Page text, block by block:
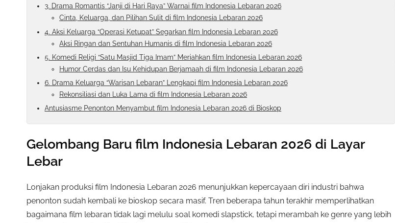
3. Drama Romantis “Janji di Hari Raya” Warnai film Indonesia Lebaran 2026
Cinta, Keluarga, dan Pilihan Sulit di film Indonesia Lebaran 2026
4. Aksi Keluarga “Operasi Ketupat” Segarkan film Indonesia Lebaran 2026
Aksi Ringan dan Sentuhan Humanis di film Indonesia Lebaran 2026
5. Komedi Religi “Satu Masjid Tiga Imam” Meriahkan film Indonesia Lebaran 2026
Humor Cerdas dan Isu Kehidupan Berjamaah di film Indonesia Lebaran 2026
6. Drama Keluarga “Warisan Lebaran” Lengkapi film Indonesia Lebaran 2026
Rekonsiliasi dan Luka Lama di film Indonesia Lebaran 2026
Antusiasme Penonton Menyambut film Indonesia Lebaran 2026 di Bioskop
Gelombang Baru film Indonesia Lebaran 2026 di Layar
Lebar
Lonjakan produksi film Indonesia Lebaran 2026 menunjukkan kepercayaan diri industri bahwa
penonton sudah kembali ke bioskop secara masif. Tren beberapa tahun terakhir memperlihatkan
bagaimana film lebaran tidak lagi melulu soal komedi slapstick, tetapi merambah ke genre yang lebih